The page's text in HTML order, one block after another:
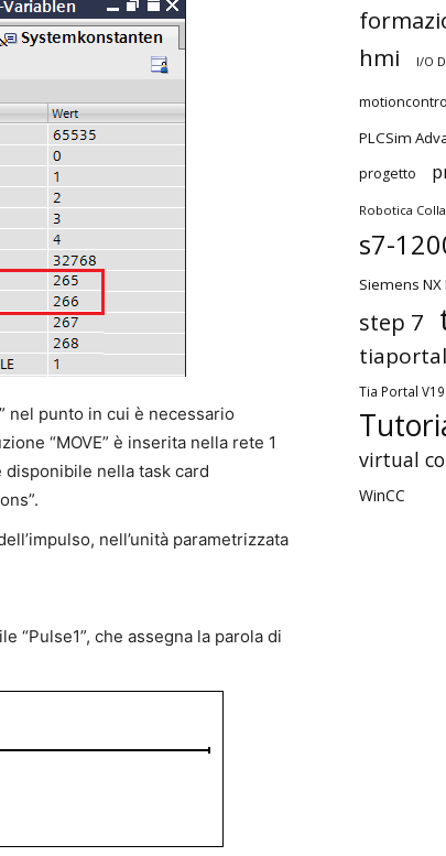
nel punto in cui è necessario
“MOVE” è inserita nella rete 1
disponibile nella task card
nell’unità parametrizzata
“Pulse1”, che assegna la parola di
hmi I/O
PLCSim
progetto
Robotica
s7-
Siemens NX
step 7
Tia Portal V19
virtual
WinCC